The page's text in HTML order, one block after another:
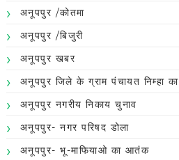
अनूपपुर /कोतमा
अनूपपुर /बिजुरी
अनूपपुर खबर
अनूपपुर जिले के ग्राम पंचायत निम्हा का
अनूपपुर नगरीय निकाय चुनाव
अनूपपुर- नगर परिषद डोला
अनूपपुर- भू-माफियाओ का आतंक